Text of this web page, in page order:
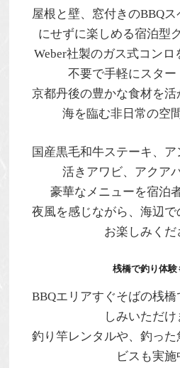
屋根と壁、窓付きのBBQ
にせずに楽しめる宿泊型
Weber社製のガス式コン
不要で手軽にスター
京都丹後の豊かな食材を活
海を臨む非日常の空
国産黒毛和牛ステーキ、ア
活きアワビ、アクア
豪華なメニューを宿泊
夜風を感じながら、海辺
お楽しみくだ
桟橋で釣り体験
BBQエリアすぐそばの桟橋
しみいただけ
釣り竿レンタルや、釣った
ビス も実施